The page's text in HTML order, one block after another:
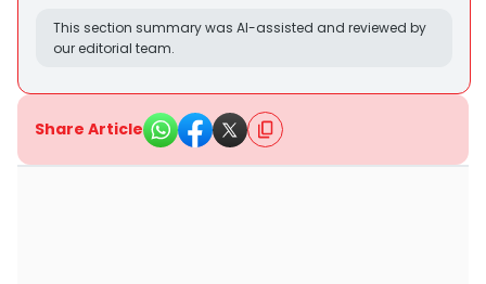
This section summary was AI-assisted and reviewed by
our editorial team.
Share Article